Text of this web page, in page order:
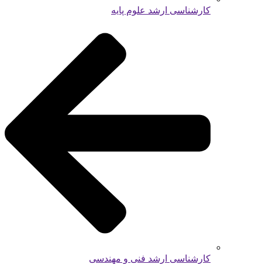
کارشناسی ارشد علوم پایه
کارشناسی ارشد فنی و مهندسی